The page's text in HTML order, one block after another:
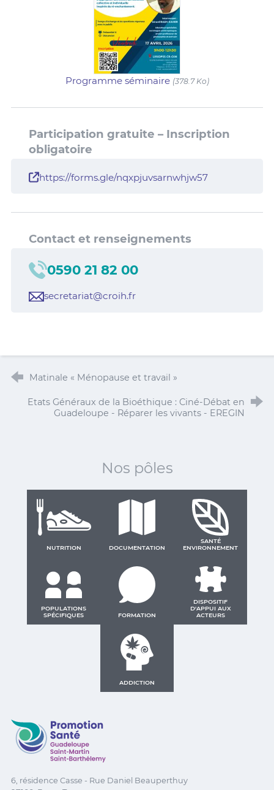
Programme séminaire (378.7 Ko)
Participation gratuite – Inscription
obligatoire
https://forms.gle/nqxpjuvsarnwhjw57
Contact et renseignements
0590 21 82 00
secretariat@croih.fr
Matinale « Ménopause et travail »
Etats Généraux de la Bioéthique : Ciné-Débat en
Guadeloupe - Réparer les vivants - EREGIN
Nos pôles
NUTRITION DOCUMENTATION
SANTÉ
ENVIRONNEMENT
POPULATIONS
SPÉCIFIQUES
FORMATION
DISPOSITIF
D'APPUI AUX
ACTEURS
ADDICTION
Promotion Santé Guadeloupe, Saint-Martin, Saint
6, résidence Casse - Rue Daniel Beauperthuy